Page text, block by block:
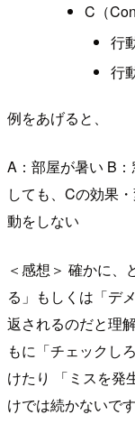
C（
行
行
例をあげると、
A：部屋が暑い B
しても、Cの効果
動をしない
＜感想＞ 確かに、
る」もしくは「デ
返されるのだと理
もに「チェックし
けたり 「ミスを発
けでは続かないです